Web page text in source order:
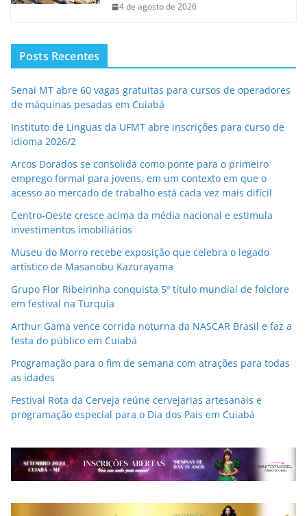
4 de agosto de 2026
Posts Recentes
Senai MT abre 60 vagas gratuitas para cursos de operadores
de máquinas pesadas em Cuiabá
Instituto de Linguas da UFMT abre inscrições para curso de
idioma 2026/2
Arcos Dorados se consolida como ponte para o primeiro
emprego formal para jovens, em um contexto em que o
acesso ao mercado de trabalho está cada vez mais difícil
Centro-Oeste cresce acima da média nacional e estimula
investimentos imobiliários
Museu do Morro recebe exposição que celebra o legado
artístico de Masanobu Kazurayama
Grupo Flor Ribeirinha conquista 5º título mundial de folclore
em festival na Turquia
Arthur Gama vence corrida noturna da NASCAR Brasil e faz a
festa do público em Cuiabá
Programação para o fim de semana com atrações para todas
as idades
Festival Rota da Cerveja reúne cervejarias artesanais e
programação especial para o Dia dos Pais em Cuiabá